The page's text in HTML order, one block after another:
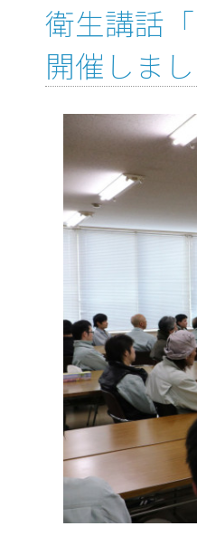
衛生講話
開催しま